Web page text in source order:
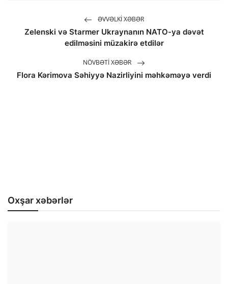
ƏVVƏLKI XƏBƏR
Zelenski və Starmer Ukraynanın NATO-ya dəvət
edilməsini müzakirə etdilər
NÖVBƏTI XƏBƏR
Flora Kərimova Səhiyyə Nazirliyini məhkəməyə verdi
Oxşar xəbərlər